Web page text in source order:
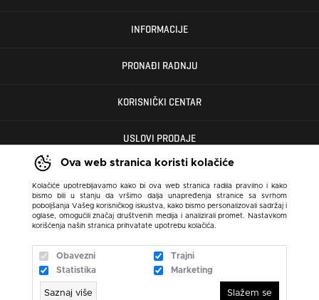
Ova web stranica koristi kolačiće
Kolačiće upotrebljavamo kako bi ova web stranica radila pravilno i kako
bismo bili u stanju da vršimo dalja unapređenja stranice sa svrhom
poboljšanja Vašeg korisničkog iskustva, kako bismo personalizovali sadržaj i
oglase, omogućili značaj društvenih medija i analizirali promet. Nastavkom
korišćenja naših stranica prihvatate upotrebu kolačića.
Obavezni
Trajni
Statistika
Marketing
Saznaj više Slažem se
INFORMACIJE
PRONAĐI RADNJU
KORISNIČKI CENTAR
USLOVI PRODAJE